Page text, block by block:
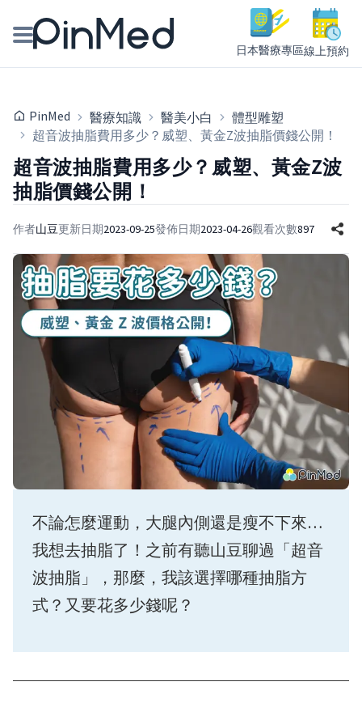
日本醫療專區線上預約
醫師專欄專訪
健康主題館
PinMed 醫療知識 醫美小白
體型雕塑
超音波抽脂費用多少？威塑、黃金Z波抽脂價錢公開！
超音波抽脂費用多少？威塑、黃金Z波
抽脂價錢公開！
作者山豆更新日期2023-09-25發佈日期2023-04-26觀看次數897
不論怎麼運動，大腿內側還是瘦不下來…
我想去抽脂了！之前有聽山豆聊過「超音
波抽脂」，那麼，我該選擇哪種抽脂方
式？又要花多少錢呢？